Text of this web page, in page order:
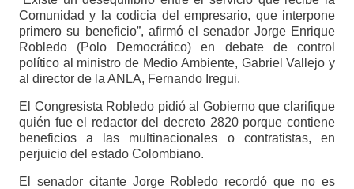
Comunidad y la codicia del empresario, que interpone
primero su beneficio”, afirmó el senador Jorge Enrique
Robledo (Polo Democrático) en debate de control
político al ministro de Medio Ambiente, Gabriel Vallejo y
al director de la ANLA, Fernando Iregui.
El Congresista Robledo pidió al Gobierno que clarifique
quién fue el redactor del decreto 2820 porque contiene
beneficios a las multinacionales o contratistas, en
perjuicio del estado Colombiano.
El senador citante Jorge Robledo recordó que no es